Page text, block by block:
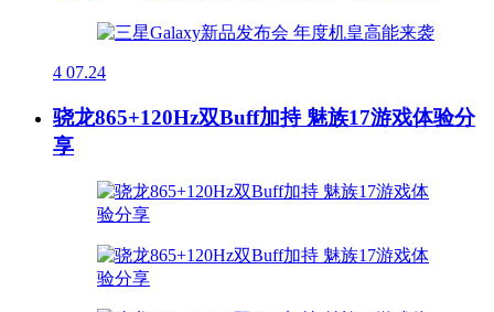
4 07.24
骁龙865+120Hz双Buff加持 魅族17游戏体验分
享